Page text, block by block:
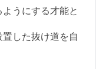
うにする才能と
した抜け道を自